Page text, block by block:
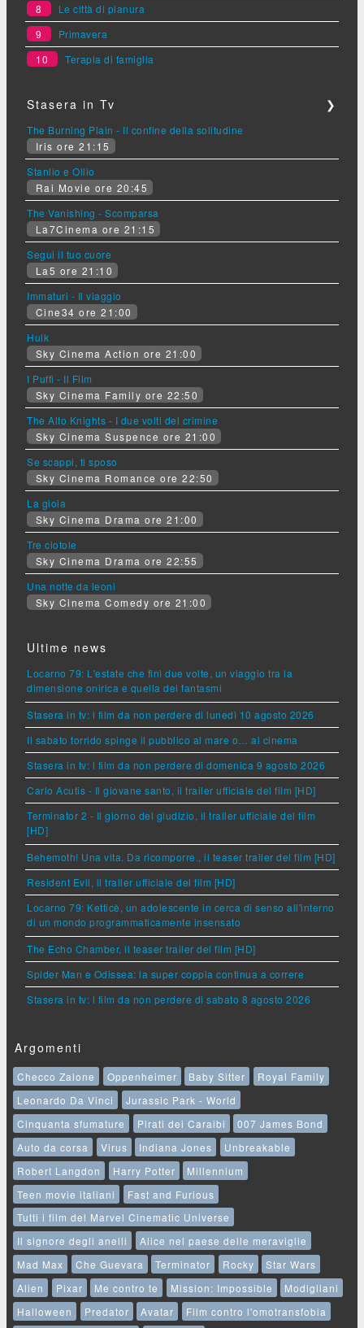
8
Le città di pianura
9
Primavera
10
Terapia di famiglia
Stasera in Tv ❯
The Burning Plain - Il confine della solitudine
Iris ore 21:15
Stanlio e Ollio
Rai Movie ore 20:45
The Vanishing - Scomparsa
La7Cinema ore 21:15
Segui il tuo cuore
La5 ore 21:10
Immaturi - Il viaggio
Cine34 ore 21:00
Hulk
Sky Cinema Action ore 21:00
I Puffi - Il Film
Sky Cinema Family ore 22:50
The Alto Knights - I due volti del crimine
Sky Cinema Suspence ore 21:00
Se scappi, ti sposo
Sky Cinema Romance ore 22:50
La gioia
Sky Cinema Drama ore 21:00
Tre ciotole
Sky Cinema Drama ore 22:55
Una notte da leoni
Sky Cinema Comedy ore 21:00
Ultime news
Locarno 79: L'estate che finì due volte, un viaggio tra la
dimensione onirica e quella dei fantasmi
Stasera in tv: i film da non perdere di lunedì 10 agosto 2026
Il sabato torrido spinge il pubblico al mare o… al cinema
Stasera in tv: i film da non perdere di domenica 9 agosto 2026
Carlo Acutis - Il giovane santo, il trailer ufficiale del film [HD]
Terminator 2 - Il giorno del giudizio, il trailer ufficiale del film
[HD]
Behemoth! Una vita. Da ricomporre., il teaser trailer del film [HD]
Resident Evil, il trailer ufficiale del film [HD]
Locarno 79: Ketticè, un adolescente in cerca di senso all'interno
di un mondo programmaticamente insensato
The Echo Chamber, il teaser trailer del film [HD]
Spider Man e Odissea: la super coppia continua a correre
Stasera in tv: i film da non perdere di sabato 8 agosto 2026
Argomenti
Checco Zalone Oppenheimer Baby Sitter
Royal Family
Leonardo Da Vinci
Jurassic Park - World
Cinquanta sfumature
Pirati dei Caraibi
007 James Bond
Auto da corsa
Virus Indiana Jones
Unbreakable
Robert Langdon
Harry Potter
Millennium
Teen movie italiani
Fast and Furious
Tutti i film del Marvel Cinematic Universe
Il signore degli anelli
Alice nel paese delle meraviglie
Mad Max
Che Guevara Terminator Rocky
Star Wars
Alien
Pixar Me contro te Mission: Impossible
Modigliani
Halloween
Predator Avatar
Film contro l'omotransfobia